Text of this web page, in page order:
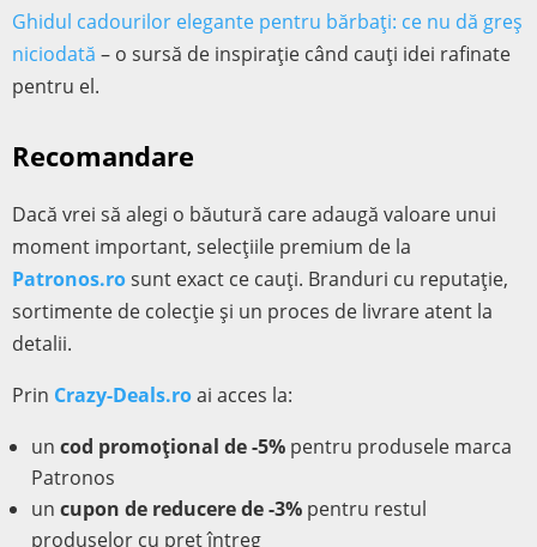
Ghidul cadourilor elegante pentru bărbați: ce nu dă greș
niciodată – o sursă de inspirație când cauți idei rafinate
pentru el.
Recomandare
Dacă vrei să alegi o băutură care adaugă valoare unui
moment important, selecțiile premium de la
Patronos.rosunt exact ce cauți. Branduri cu reputație,
sortimente de colecție și un proces de livrare atent la
detalii.
Prin Crazy-Deals.roai acces la:
un cod promoțional de -5% pentru produsele marca
Patronos
un cupon de reducere de -3% pentru restul
produselor cu preț întreg